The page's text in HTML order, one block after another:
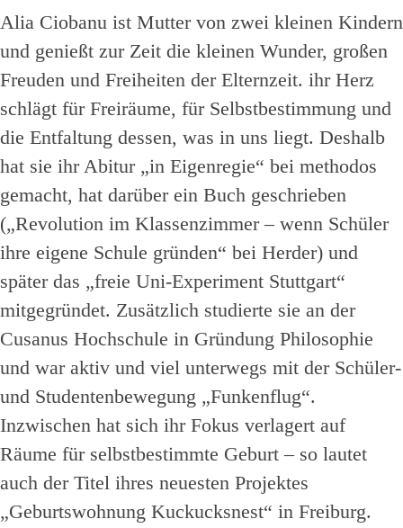
Alia Ciobanu ist Mutter von zwei kleinen Kindern
und genießt zur Zeit die kleinen Wunder, großen
Freuden und Freiheiten der Elternzeit. ihr Herz
schlägt für Freiräume, für Selbstbestimmung und
die Entfaltung dessen, was in uns liegt. Deshalb
hat sie ihr Abitur „in Eigenregie“ bei methodos
gemacht, hat darüber ein Buch geschrieben
(„Revolution im Klassenzimmer – wenn Schüler
ihre eigene Schule gründen“ bei Herder) und
später das „freie Uni-Experiment Stuttgart“
mitgegründet. Zusätzlich studierte sie an der
Cusanus Hochschule in Gründung Philosophie
und war aktiv und viel unterwegs mit der Schüler-
und Studentenbewegung „Funkenflug“.
Inzwischen hat sich ihr Fokus verlagert auf
Räume für selbstbestimmte Geburt – so lautet
auch der Titel ihres neuesten Projektes
„Geburtswohnung Kuckucksnest“ in Freiburg.